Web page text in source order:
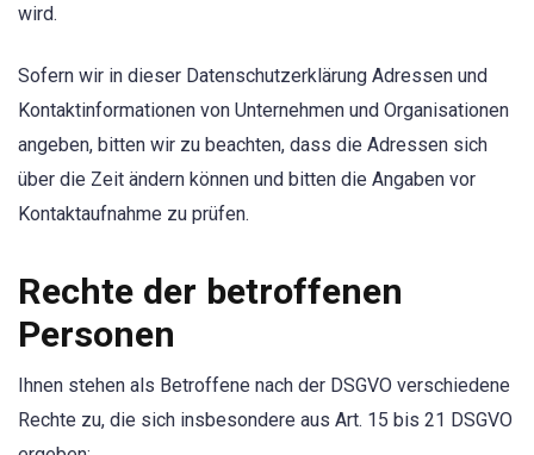
wird.
Sofern wir in dieser Datenschutzerklärung Adressen und
Kontaktinformationen von Unternehmen und Organisationen
angeben, bitten wir zu beachten, dass die Adressen sich
über die Zeit ändern können und bitten die Angaben vor
Kontaktaufnahme zu prüfen.
Rechte der betroffenen
Personen
Ihnen stehen als Betroffene nach der DSGVO verschiedene
Rechte zu, die sich insbesondere aus Art. 15 bis 21 DSGVO